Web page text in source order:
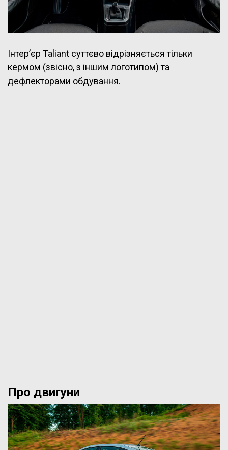
Інтер’єр Taliant суттєво відрізняється тільки
кермом (звісно, з іншим логотипом) та
дефлекторами обдування.
Про двигуни